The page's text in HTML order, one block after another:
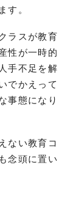
す。
ラスが教育
性が一時的
手不足を解
でかえって
事態になり
ない教育コ
念頭に置い